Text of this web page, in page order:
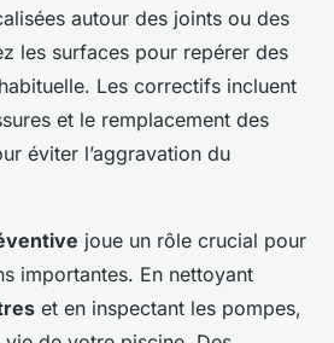
autour des joints ou des
les surfaces pour repérer des
Les correctifs incluent
et le remplacement des
éviter l’aggravation du
joue un rôle crucial pour
importantes. En nettoyant
et en inspectant les pompes,